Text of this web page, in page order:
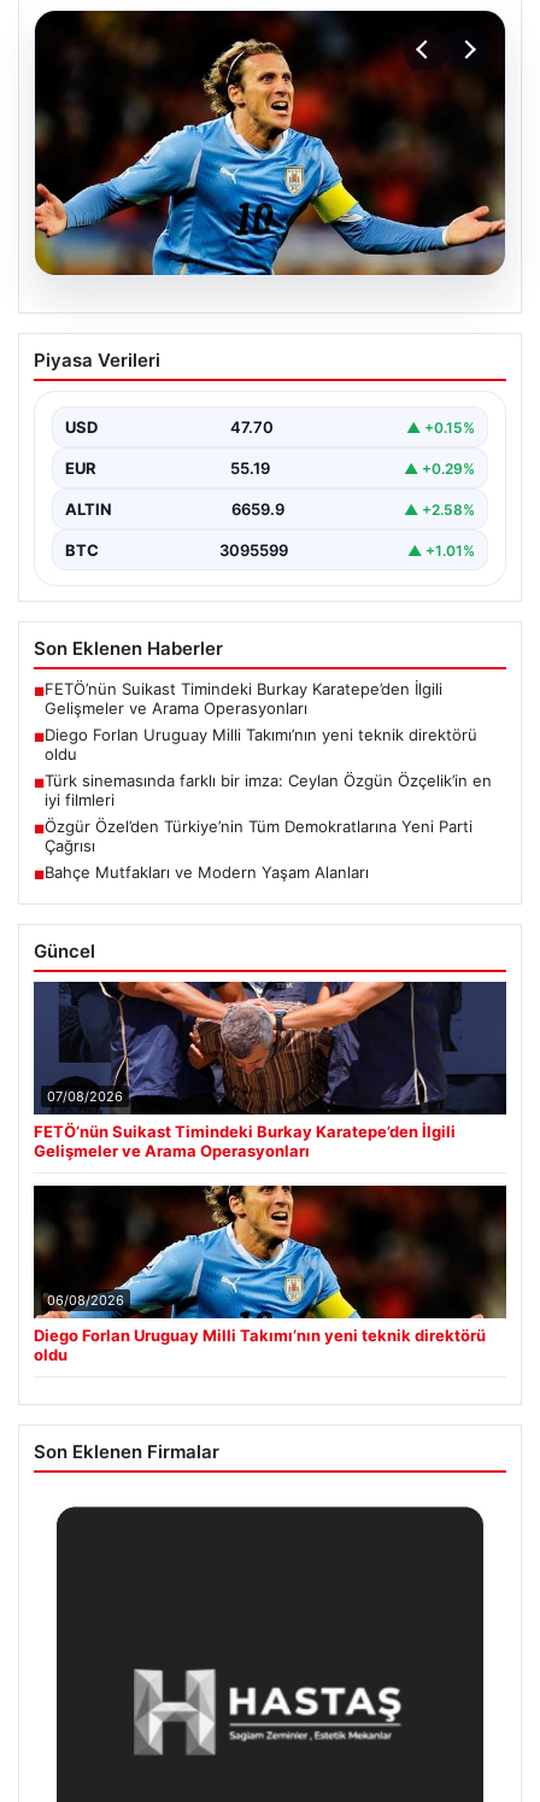
06.08.2026
Diego Forlan Uruguay Milli Takımı’nın
yeni teknik direktörü oldu
Piyasa Verileri
USD 47.70 ▲ +0.15%
EUR 55.19 ▲ +0.29%
ALTIN 6659.9 ▲ +2.58%
BTC 3095599 ▲ +1.01%
Son Eklenen Haberler
■FETÖ’nün Suikast Timindeki Burkay Karatepe’den İlgili
Gelişmeler ve Arama Operasyonları
■Diego Forlan Uruguay Milli Takımı’nın yeni teknik direktörü
oldu
■Türk sinemasında farklı bir imza: Ceylan Özgün Özçelik’in en
iyi filmleri
■Özgür Özel’den Türkiye’nin Tüm Demokratlarına Yeni Parti
Çağrısı
■Bahçe Mutfakları ve Modern Yaşam Alanları
Güncel
07/08/2026
FETÖ’nün Suikast Timindeki Burkay Karatepe’den İlgili
Gelişmeler ve Arama Operasyonları
06/08/2026
Diego Forlan Uruguay Milli Takımı’nın yeni teknik direktörü
oldu
Son Eklenen Firmalar